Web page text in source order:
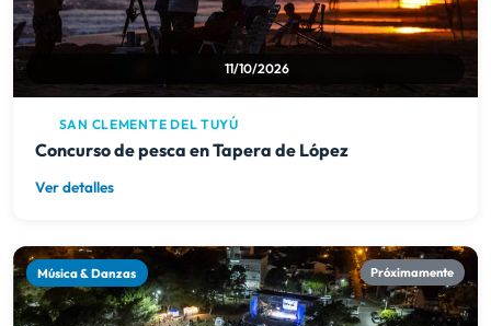
11/10/2026
SAN CLEMENTE DEL TUYÚ
Concurso de pesca en Tapera de López
Ver detalles
Música & Danzas Próximamente